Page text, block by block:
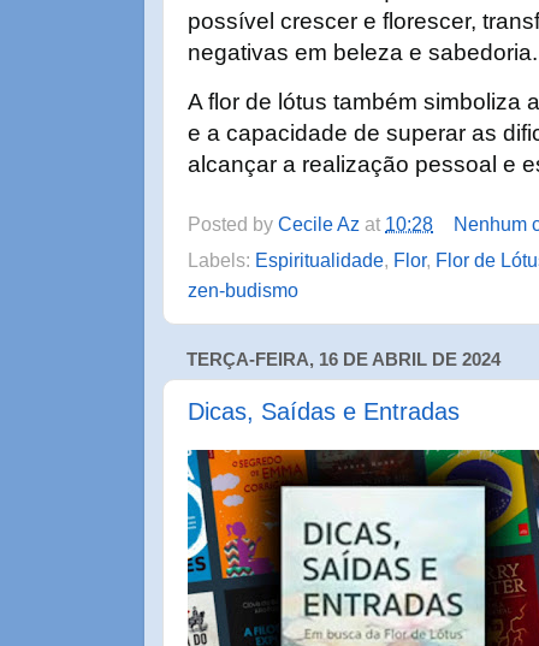
possível crescer e florescer,
negativas em beleza e
A flor de lótus também simboliza
e a capacidade de superar as
alcançar a realização pessoal e
Posted by Cecile Az at 10:28
Nenhum
Labels: Espiritualidade, Flor, Flor de
zen-budismo
TERÇA-FEIRA, 16 DE ABRIL DE 2024
Dicas, Saídas e Entradas